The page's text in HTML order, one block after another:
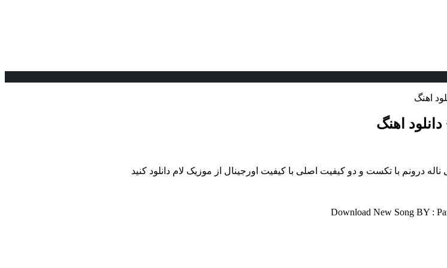
اهنگ
اهنگ
درونم با تکست و دو کیفیت اصلی با کیفیت اورجینال از موزیک لام دانلود کنید
Download New Song BY :